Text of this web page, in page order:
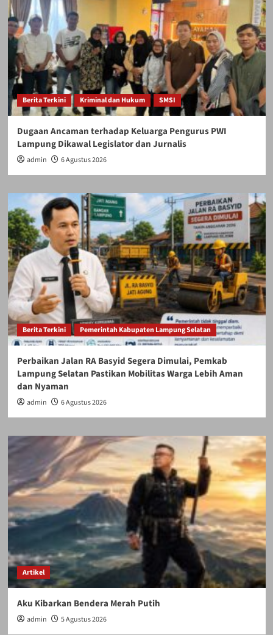
Berita Terkini Kriminal dan Hukum SMSI
Dugaan Ancaman terhadap Keluarga Pengurus PWI
Lampung Dikawal Legislator dan Jurnalis
admin 6 Agustus 2026
Berita Terkini Pemerintah Kabupaten Lampung Selatan
Perbaikan Jalan RA Basyid Segera Dimulai, Pemkab
Lampung Selatan Pastikan Mobilitas Warga Lebih Aman
dan Nyaman
admin 6 Agustus 2026
Artikel
Aku Kibarkan Bendera Merah Putih
admin 5 Agustus 2026